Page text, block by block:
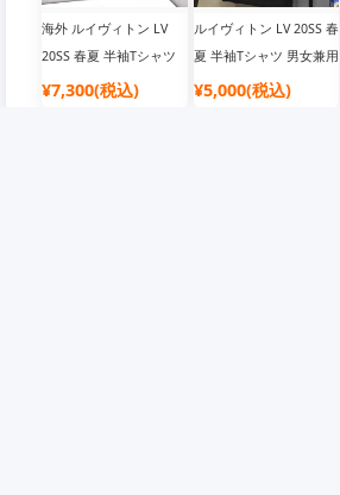
海外 ルイヴィトン LV
20SS 春夏 半袖Tシャツ
男女兼用
¥7,300(税込)
ルイヴィトン LV 20SS 春
夏 半袖Tシャツ 男女兼用
¥5,000(税込)